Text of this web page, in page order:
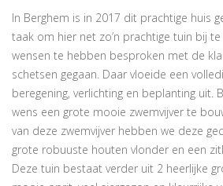
In Berghem is in 2017 dit prachtige huis
taak om hier net zo’n prachtige tuin bij
wensen te hebben besproken met de
schetsen gegaan. Daar vloeide een
beregening, verlichting en beplanting uit.
wens een grote mooie zwemvijver te
van deze zwemvijver hebben we deze
grote robuuste houten vlonder en een
Deze tuin bestaat verder uit 2 heerlijke